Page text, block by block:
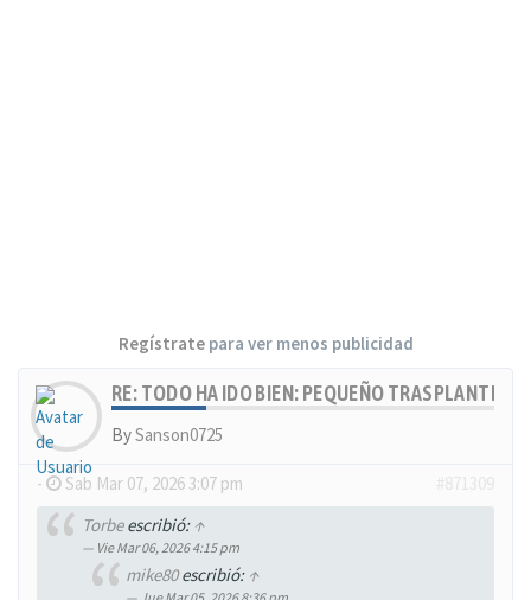
Regístratepara ver menos publicidad
RE: TODO HA IDO BIEN: PEQUEÑO TRASPLANTE,
BySanson0725
- Sab Mar 07, 2026 3:07 pm
Torbeescribió: ↑
Vie Mar 06, 2026 4:15 pm
mike80escribió: ↑